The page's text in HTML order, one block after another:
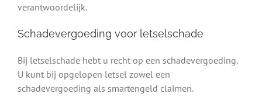
verantwoordelijk.
Schadevergoeding voor letselschade
Bij letselschade hebt u recht op een schadevergoeding.
U kunt bij opgelopen letsel zowel een
schadevergoeding als smartengeld claimen.